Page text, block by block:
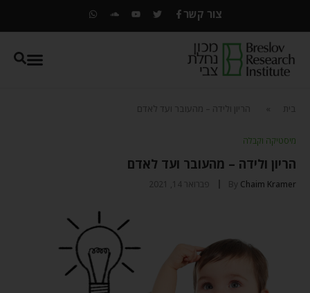
צור קשר
בית הריון ולידה – מהעובר ועד לאדם
מיסטיקה וקבלה
הריון ולידה – מהעובר ועד לאדם
By Chaim Kramer פברואר 14, 2021